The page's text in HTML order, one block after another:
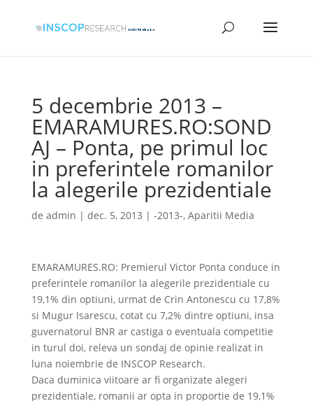
5 decembrie 2013 –
EMARAMURES.RO:SOND
AJ – Ponta, pe primul loc
in preferintele romanilor
la alegerile prezidentiale
de admin | dec. 5, 2013 | -2013-, Aparitii Media
EMARAMURES.RO: Premierul Victor Ponta conduce in
preferintele romanilor la alegerile prezidentiale cu
19,1% din optiuni, urmat de Crin Antonescu cu 17,8%
si Mugur Isarescu, cotat cu 7,2% dintre optiuni, insa
guvernatorul BNR ar castiga o eventuala competitie
in turul doi, releva un sondaj de opinie realizat in
luna noiembrie de INSCOP Research.
Daca duminica viitoare ar fi organizate alegeri
prezidentiale, romanii ar opta in proportie de 19,1%